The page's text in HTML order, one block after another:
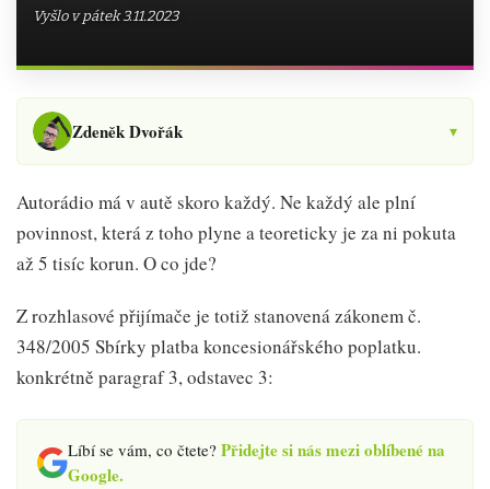
Vyšlo v pátek 3.11.2023
Zdeněk Dvořák ▾
Autorádio má v autě skoro každý. Ne každý ale plní
povinnost, která z toho plyne a teoreticky je za ni pokuta
až 5 tisíc korun. O co jde?
Z rozhlasové přijímače je totiž stanovená zákonem č.
348/2005 Sbírky platba koncesionářského poplatku.
konkrétně paragraf 3, odstavec 3:
Líbí se vám, co čtete? Přidejte si nás mezi oblíbené na
Google.